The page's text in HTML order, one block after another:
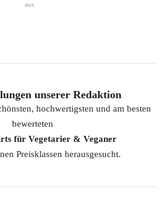
aus
unserer Redaktion
hochwertigsten und am besten
bewerteten
für Vegetarier & Veganer
Preisklassen herausgesucht.